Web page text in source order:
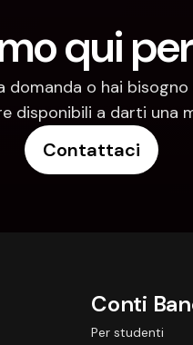
qui
o hai
disponibili a darti una
Contattaci
Conti
Per studenti